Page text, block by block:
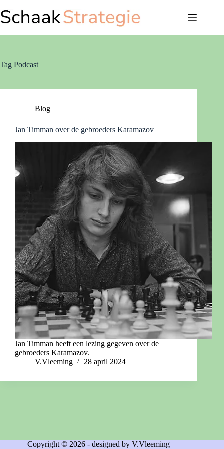
naar
de
Tag Podcast
Blog
Jan Timman over de gebroeders Karamazov
Jan Timman heeft een lezing gegeven over de
gebroeders Karamazov.
V.Vleeming
28 april 2024
Copyright © 2026 - designed by V.Vleeming